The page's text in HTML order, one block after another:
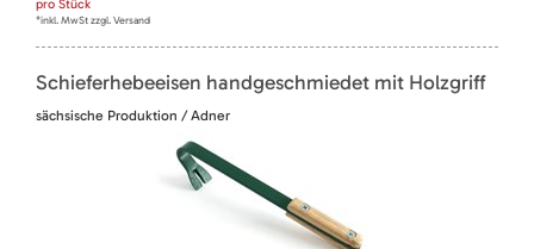
pro Stück
*inkl. MwSt zzgl. Versand
Schieferhebeeisen handgeschmiedet mit Holzgriff
sächsische Produktion / Adner